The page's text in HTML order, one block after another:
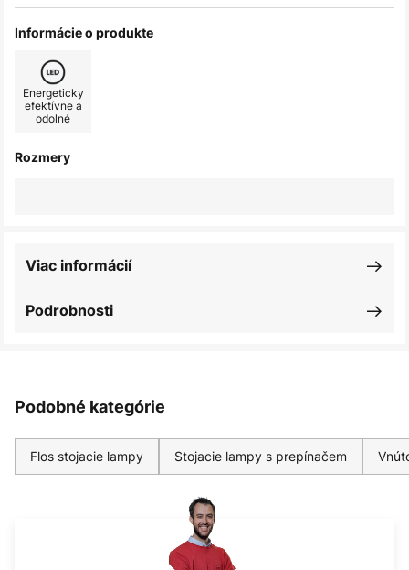
Informácie o produkte
Energeticky
efektívne a
odolné
Rozmery
Podrobnosti
Viac informácií
Podobné kategórie
Flos stojacie lampy Stojacie lampy s prepínačem